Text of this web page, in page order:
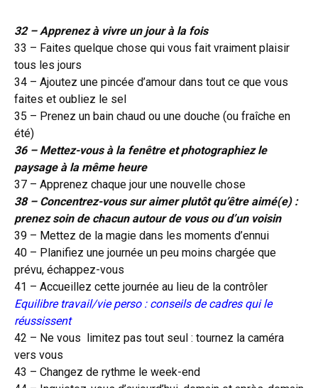
32 – Apprenez à vivre un jour à la fois
33 – Faites quelque chose qui vous fait vraiment plaisir
tous les jours
34 – Ajoutez une pincée d’amour dans tout ce que vous
faites et oubliez le sel
35 – Prenez un bain chaud ou une douche (ou fraîche en
été)
36 – Mettez-vous à la fenêtre et photographiez le
paysage à la même heure
37 – Apprenez chaque jour une nouvelle chose
38 – Concentrez-vous sur aimer plutôt qu’être aimé(e) :
prenez soin de chacun autour de vous ou d’un voisin
39 – Mettez de la magie dans les moments d’ennui
40 – Planifiez une journée un peu moins chargée que
prévu, échappez-vous
41 – Accueillez cette journée au lieu de la contrôler
Equilibre travail/vie perso : conseils de cadres qui le
réussissent
42 – Ne vous limitez pas tout seul : tournez la caméra
vers vous
43 – Changez de rythme le week-end